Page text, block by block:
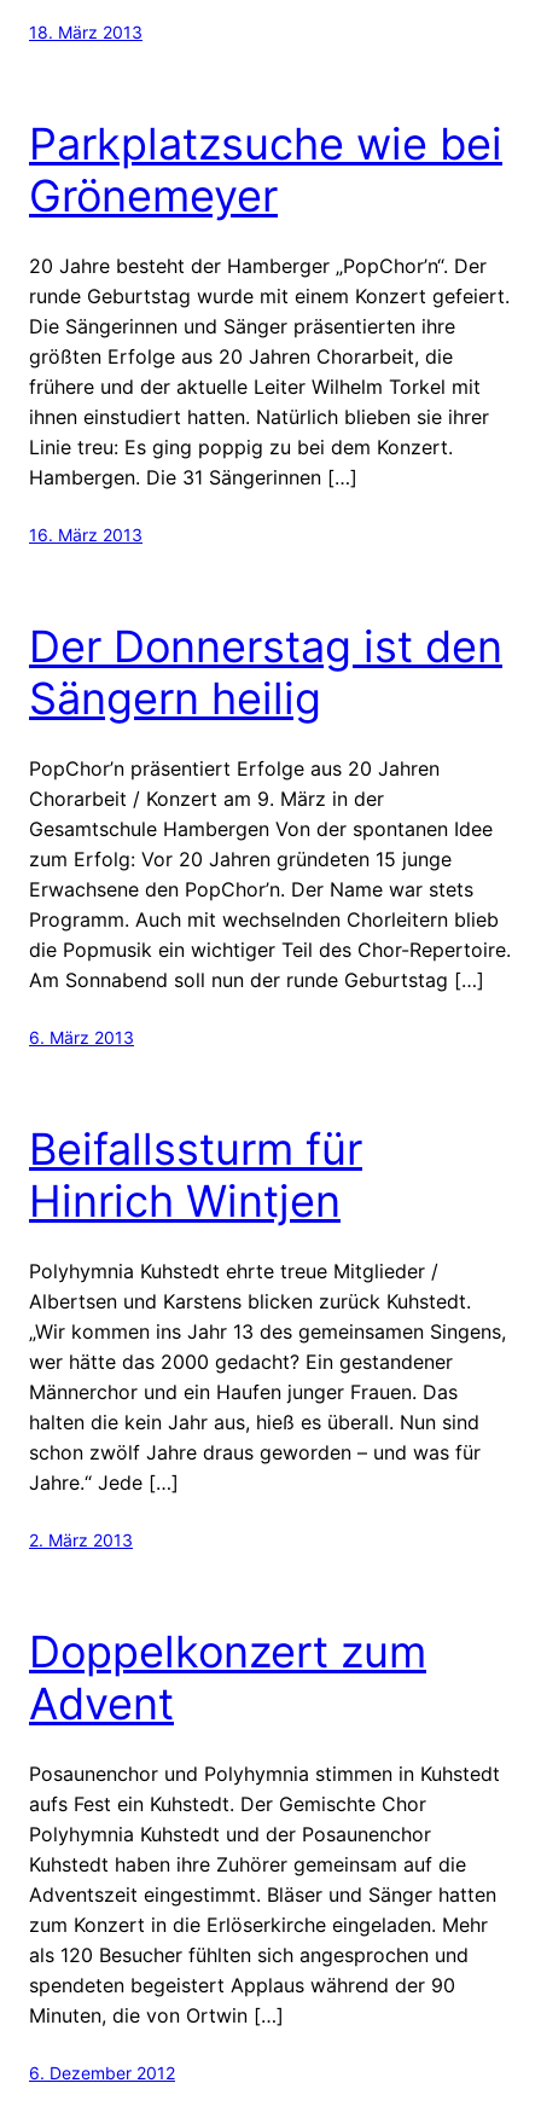
18. März 2013
Parkplatzsuche wie bei
Grönemeyer
20 Jahre besteht der Hamberger „PopChor’n“. Der
runde Geburtstag wurde mit einem Konzert gefeiert.
Die Sängerinnen und Sänger präsentierten ihre
größten Erfolge aus 20 Jahren Chorarbeit, die
frühere und der aktuelle Leiter Wilhelm Torkel mit
ihnen einstudiert hatten. Natürlich blieben sie ihrer
Linie treu: Es ging poppig zu bei dem Konzert.
Hambergen. Die 31 Sängerinnen […]
16. März 2013
Der Donnerstag ist den
Sängern heilig
PopChor’n präsentiert Erfolge aus 20 Jahren
Chorarbeit / Konzert am 9. März in der
Gesamtschule Hambergen Von der spontanen Idee
zum Erfolg: Vor 20 Jahren gründeten 15 junge
Erwachsene den PopChor’n. Der Name war stets
Programm. Auch mit wechselnden Chorleitern blieb
die Popmusik ein wichtiger Teil des Chor-Repertoire.
Am Sonnabend soll nun der runde Geburtstag […]
6. März 2013
Beifallssturm für
Hinrich Wintjen
Polyhymnia Kuhstedt ehrte treue Mitglieder /
Albertsen und Karstens blicken zurück Kuhstedt.
„Wir kommen ins Jahr 13 des gemeinsamen Singens,
wer hätte das 2000 gedacht? Ein gestandener
Männerchor und ein Haufen junger Frauen. Das
halten die kein Jahr aus, hieß es überall. Nun sind
schon zwölf Jahre draus geworden – und was für
Jahre.“ Jede […]
2. März 2013
Doppelkonzert zum
Advent
Posaunenchor und Polyhymnia stimmen in Kuhstedt
aufs Fest ein Kuhstedt. Der Gemischte Chor
Polyhymnia Kuhstedt und der Posaunenchor
Kuhstedt haben ihre Zuhörer gemeinsam auf die
Adventszeit eingestimmt. Bläser und Sänger hatten
zum Konzert in die Erlöserkirche eingeladen. Mehr
als 120 Besucher fühlten sich angesprochen und
spendeten begeistert Applaus während der 90
Minuten, die von Ortwin […]
6. Dezember 2012